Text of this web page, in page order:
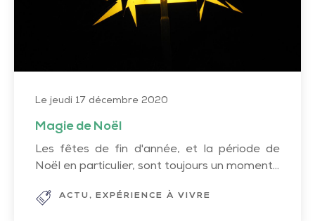
Le jeudi 17 décembre 2020
Magie de Noël
Les fêtes de fin d'année, et la période de
Noël en particulier, sont toujours un moment...
ACTU EXPÉRIENCE À VIVRE